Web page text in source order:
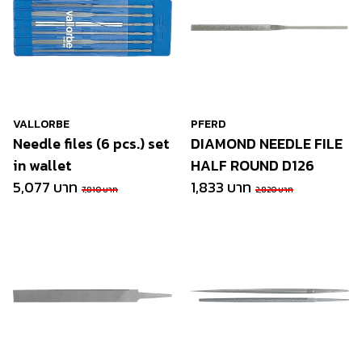
VALLORBE
Needle files (6 pcs.) set
in wallet
5,077 บาท 7,810 บาท
PFERD
DIAMOND NEEDLE FILE
HALF ROUND D126
1,833 บาท 2,820 บาท